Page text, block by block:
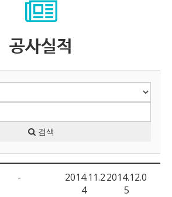
공사실적
검색
-
2014.11.2
4
2014.12.0
5